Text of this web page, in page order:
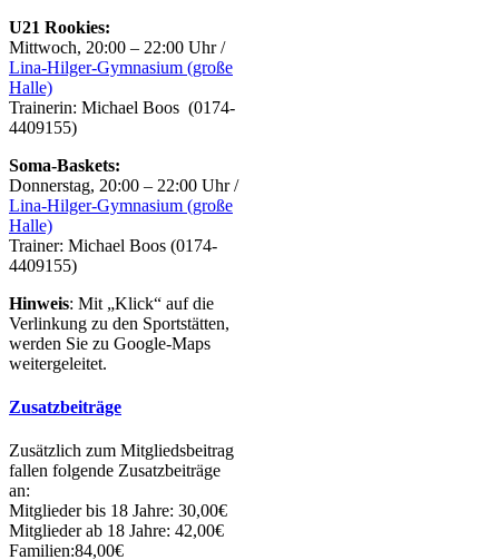
U21 Rookies:
Mittwoch, 20:00 – 22:00 Uhr /
Lina-Hilger-Gymnasium (große
Halle)
Trainerin: Michael Boos (0174-
4409155)
Soma-Baskets:
Donnerstag, 20:00 – 22:00 Uhr /
Lina-Hilger-Gymnasium (große
Halle)
Trainer: Michael Boos (0174-
4409155)
Hinweis: Mit „Klick“ auf die
Verlinkung zu den Sportstätten,
werden Sie zu Google-Maps
weitergeleitet.
Zusatzbeiträge
Zusätzlich zum Mitgliedsbeitrag
fallen folgende Zusatzbeiträge
an:
Mitglieder bis 18 Jahre: 30,00€
Mitglieder ab 18 Jahre: 42,00€
Familien:84,00€